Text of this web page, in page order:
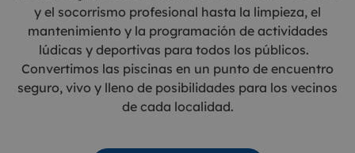
y el socorrismo profesional hasta la limpieza, el
mantenimiento y la programación de actividades
lúdicas y deportivas para todos los públicos.
Convertimos las piscinas en un punto de encuentro
seguro, vivo y lleno de posibilidades para los vecinos
de cada localidad.